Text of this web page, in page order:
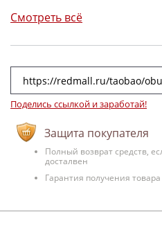
Смотреть всё
Поделись ссылкой и заработай!
Защита покупателя
Полный возврат средств,
досталвен
Гарантия получения